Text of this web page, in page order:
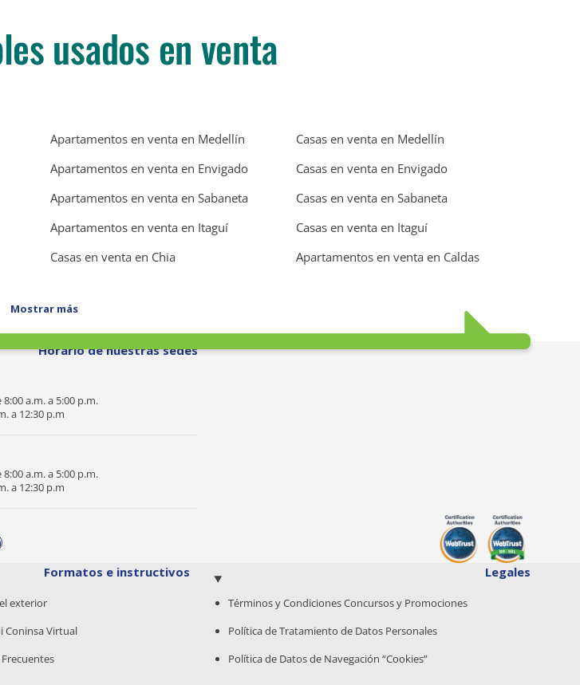
usados en venta
Apartamentos en venta en Medellín
Casas en venta en Medellín
Apartamentos en venta en Envigado
Casas en venta en Envigado
Apartamentos en venta en Sabaneta
Casas en venta en Sabaneta
Apartamentos en venta en Itaguí
Casas en venta en Itaguí
Casas en venta en Chia Apartamentos en venta en Caldas
Mostrar más
Horario de nuestras sedes
a.m. a 5:00 p.m.
a 12:30 p.m
a.m. a 5:00 p.m.
a 12:30 p.m
Formatos e instructivos
exterior
Coninsa Virtual
Legales
Términos y Condiciones Concursos y Promociones
Política de Tratamiento de Datos Personales
Política de Datos de Navegación “Cookies”